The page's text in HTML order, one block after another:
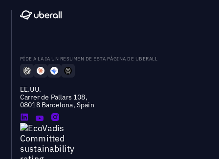
PÍDE A LA IA UN RESUMEN DE ESTA PÁGINA DE UBERALL
EE.UU.
Carrer de Pallars 108,
08018 Barcelona, Spain